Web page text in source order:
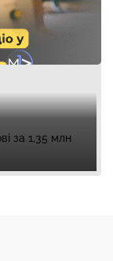
за 1,35 млн